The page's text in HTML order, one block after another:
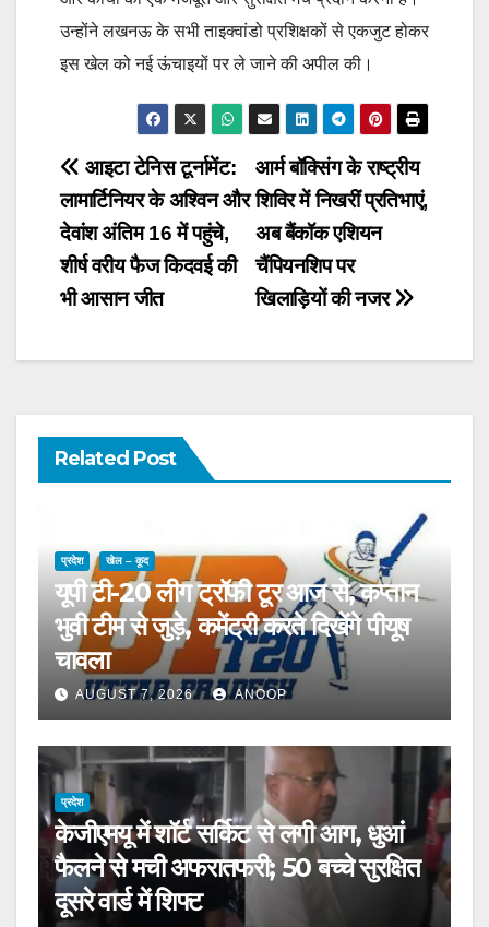
उन्होंने लखनऊ के सभी ताइक्वांडो प्रशिक्षकों से एकजुट होकर
इस खेल को नई ऊंचाइयों पर ले जाने की अपील की।
Post
navigation
आर्म बॉक्सिंग के राष्ट्रीय
शिविर में निखरीं प्रतिभाएं,
अब बैंकॉक एशियन
चैंपियनशिप पर
खिलाड़ियों की नजर
आइटा टेनिस टूर्नामेंट:
लामार्टिनियर के अश्विन और
देवांश अंतिम 16 में पहुंचे,
शीर्ष वरीय फैज किदवई की
भी आसान जीत
Related Post
प्रदेश खेल – कूद
यूपी टी-20 लीग ट्रॉफी टूर आज से, कप्तान
भुवी टीम से जुड़े, कमेंट्री करते दिखेंगे पीयूष
चावला
AUGUST 7, 2026 ANOOP
प्रदेश
केजीएमयू में शॉर्ट सर्किट से लगी आग, धुआं
फैलने से मची अफरातफरी; 50 बच्चे सुरक्षित
दूसरे वार्ड में शिफ्ट